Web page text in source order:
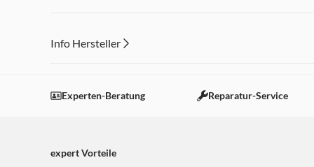
Info Hersteller
Einstellungen anpassen
Experten-Beratung Reparatur-Service
expert Vorteile